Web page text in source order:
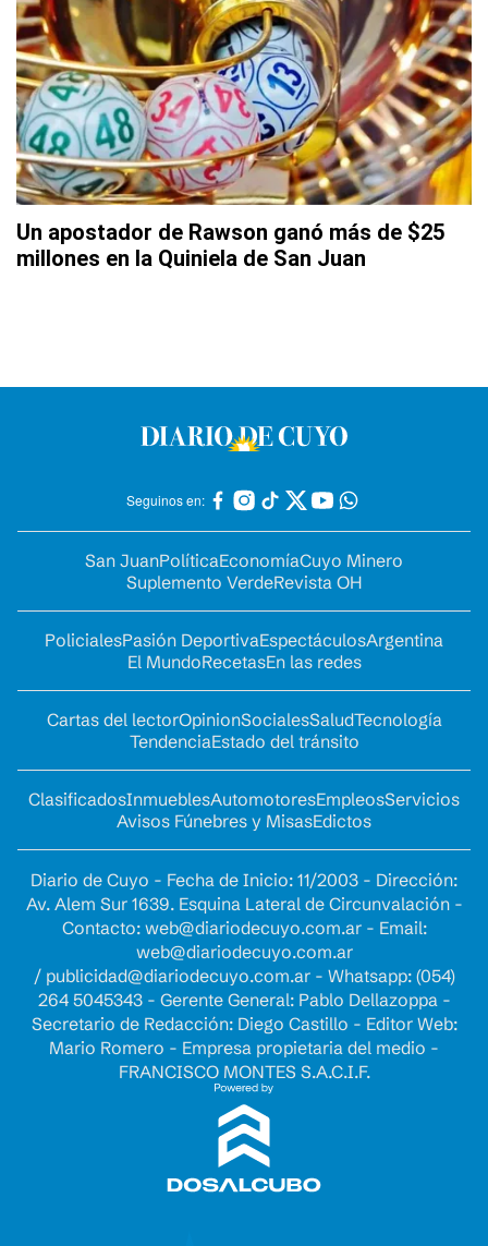
Un apostador de Rawson ganó más de $25
millones en la Quiniela de San Juan
Seguinos en:
San JuanPolíticaEconomíaCuyo Minero
Suplemento VerdeRevista OH
PolicialesPasión DeportivaEspectáculosArgentina
El MundoRecetasEn las redes
Cartas del lectorOpinionSocialesSaludTecnología
TendenciaEstado del tránsito
ClasificadosInmueblesAutomotoresEmpleosServicios
Avisos Fúnebres y MisasEdictos
Diario de Cuyo - Fecha de Inicio: 11/2003 - Dirección:
Av. Alem Sur 1639. Esquina Lateral de Circunvalación -
Contacto: web@diariodecuyo.com.ar- Email:
web@diariodecuyo.com.ar
/ publicidad@diariodecuyo.com.ar- Whatsapp: (054)
264 5045343 - Gerente General: Pablo Dellazoppa -
Secretario de Redacción: Diego Castillo - Editor Web:
Mario Romero - Empresa propietaria del medio -
FRANCISCO MONTES S.A.C.I.F.